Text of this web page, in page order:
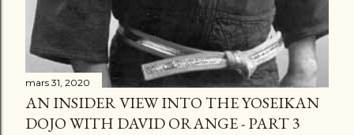
mars 31, 2020
AN INSIDER VIEW INTO THE YOSEIKAN
DOJO WITH DAVID ORANGE - PART 3